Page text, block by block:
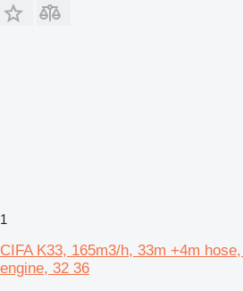
1
CIFA K33, 165m3/h, 33m +4m
engine, 32 36